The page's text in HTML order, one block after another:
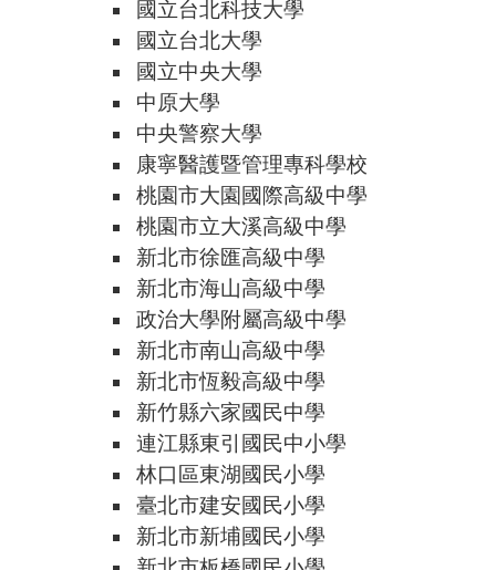
國立台北科技大學
國立台北大學
國立中央大學
中原大學
中央警察大學
康寧醫護暨管理專科學校
桃園市大園國際高級中學
桃園市立大溪高級中學
新北市徐匯高級中學
新北市海山高級中學
政治大學附屬高級中學
新北市南山高級中學
新北市恆毅高級中學
新竹縣六家國民中學
連江縣東引國民中小學
林口區東湖國民小學
臺北市建安國民小學
新北市新埔國民小學